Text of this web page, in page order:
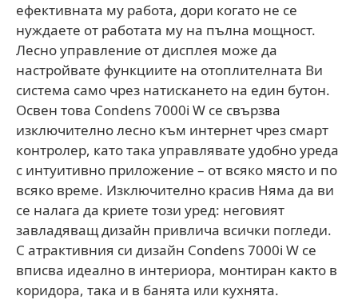
ефективната му работа, дори когато не се
нуждаете от работата му на пълна мощност.
Лесно управление от дисплея може да
настройвате функциите на отоплителната Ви
система само чрез натискането на един бутон.
Освен това Condens 7000i W се свързва
изключително лесно към интернет чрез смарт
контролер, като така управлявате удобно уреда
с интуитивно приложение – от всяко място и по
всяко време. Изключително красив Няма да ви
се налага да криете този уред: неговият
завладяващ дизайн привлича всички погледи.
С атрактивния си дизайн Condens 7000i W се
вписва идеално в интериора, монтиран както в
коридора, така и в банята или кухнята.